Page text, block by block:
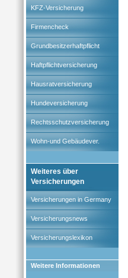
KFZ-Versicherung
Firmencheck
Grundbesitzerhaftpflicht
Haftpflichtversicherung
Hausratversicherung
Hundeversicherung
Rechtsschutzversicherung
Wohn-und Gebäudever.
Weiteres über
Versicherungen
Versicherungen in Germany
Versicherungsnews
Versicherungslexikon
Weitere Informationen